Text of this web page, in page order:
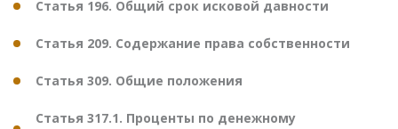
Статья 196. Общий срок исковой давности
Статья 209. Содержание права собственности
Статья 309. Общие положения
Статья 317.1. Проценты по денежному